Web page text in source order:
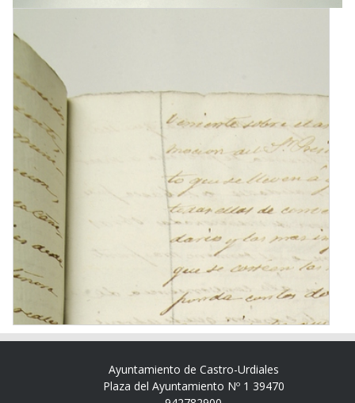
Ayuntamiento de Castro-Urdiales
Plaza del Ayuntamiento Nº 1 39470